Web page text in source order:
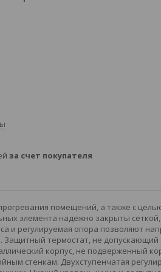
за счет покупателя
помещений, а также с
элемента надежно закрыты
и регулируемая опора позволяют
термостат, не допускающий
корпус, не подверженный
стенкам. Двухступенчатая